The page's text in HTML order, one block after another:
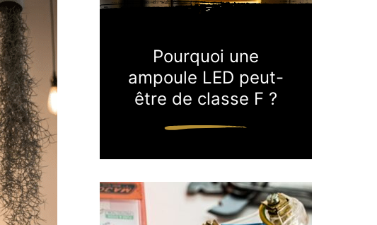
Pourquoi une
ampoule LED peut-
être de classe F ?